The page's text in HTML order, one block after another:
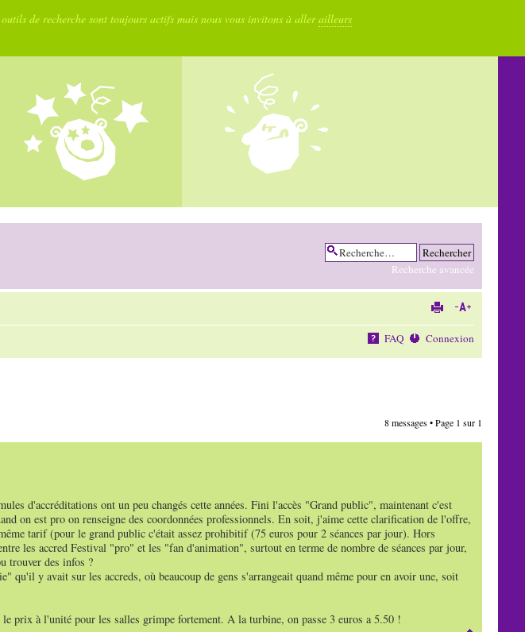
de recherche sont toujours actifs mais nous vous invitons à allerailleurs
Recherche avancée
FAQ Connexion
8 messages • Page 1 sur 1
d'accréditations ont un peu changés cette années. Fini l'accès "Grand public", maintenant c'est
on est pro on renseigne des coordonnées professionnels. En soit, j'aime cette clarification de l'offre,
tarif (pour le grand public c'était assez prohibitif (75 euros pour 2 séances par jour). Hors
les accred Festival "pro" et les "fan d'animation", surtout en terme de nombre de séances par jour,
trouver des infos ?
qu'il y avait sur les accreds, où beaucoup de gens s'arrangeait quand même pour en avoir une, soit
prix à l'unité pour les salles grimpe fortement. A la turbine, on passe 3 euros a 5.50 !